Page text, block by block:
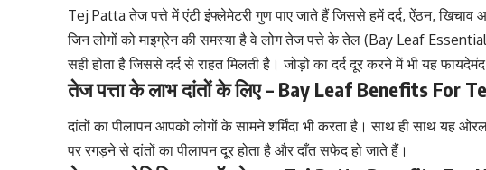
Tej Patta तेज पत्ते में एंटी इंफ्लेमेटरी गुण पाए जाते हैं जिससे हमें दर्द, ऐंठन, खिचाव
जिन लोगों को माइग्रेन की समस्या है वे लोग तेज पत्ते के तेल (Bay Leaf
सही होता है जिससे दर्द से राहत मिलती है। जोड़ो का दर्द दूर करने में भी यह
तेज पत्ता के लाभ दांतों के लिए – Bay Leaf Benefits For
दांतों का पीलापन आपको लोगों के सामने शर्मिंदा भी करता है। साथ ही साथ यह
पर रगड़ने से दांतों का पीलापन दूर होता है और दाँत सफेद हो जाते हैं।